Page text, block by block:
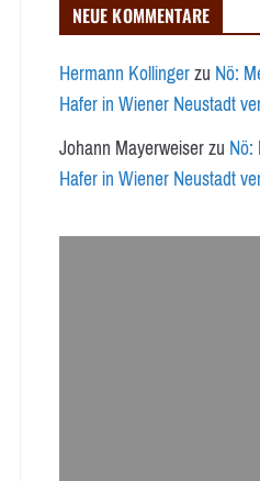
NEUE KOMMENTARE
Hermann KollingerzuNö:
Hafer in Wiener Neustadt
Johann Mayerweiserzu
Hafer in Wiener Neustadt